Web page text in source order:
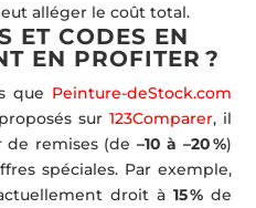
alléger le coût total.
ET CODES EN
EN PROFITER ?
que Peinture-deStock.com
sur 123Comparer, il
remises (de –10 à –20 %)
spéciales. Par exemple,
droit à 15 %de